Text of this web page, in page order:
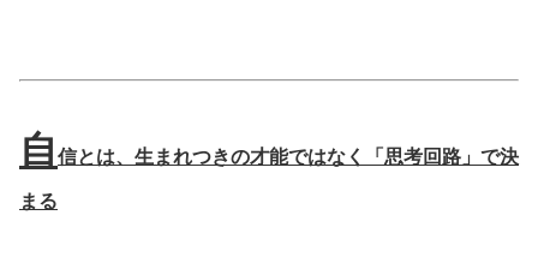
自 信とは、生まれつきの才能ではなく「思考回路」で決
まる